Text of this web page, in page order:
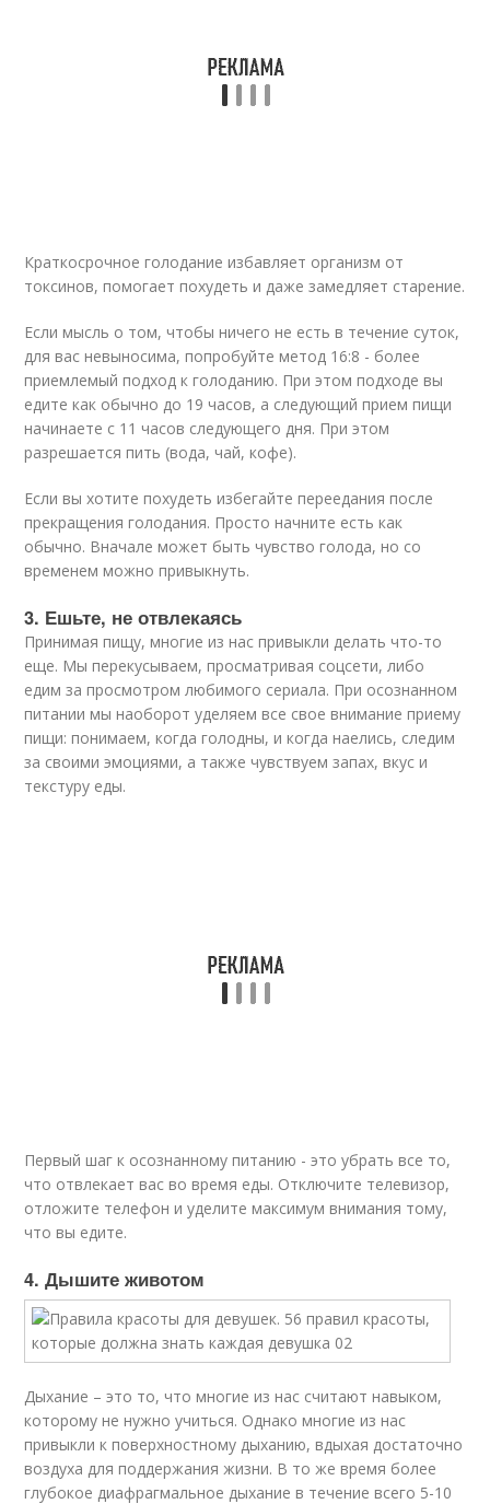
Краткосрочное голодание избавляет организм от
токсинов, помогает похудеть и даже замедляет старение.
Если мысль о том, чтобы ничего не есть в течение суток,
для вас невыносима, попробуйте метод 16:8 - более
приемлемый подход к голоданию. При этом подходе вы
едите как обычно до 19 часов, а следующий прием пищи
начинаете с 11 часов следующего дня. При этом
разрешается пить (вода, чай, кофе).
Если вы хотите похудеть избегайте переедания после
прекращения голодания. Просто начните есть как
обычно. Вначале может быть чувство голода, но со
временем можно привыкнуть.
3. Ешьте, не отвлекаясь
Принимая пищу, многие из нас привыкли делать что-то
еще. Мы перекусываем, просматривая соцсети, либо
едим за просмотром любимого сериала. При осознанном
питании мы наоборот уделяем все свое внимание приему
пищи: понимаем, когда голодны, и когда наелись, следим
за своими эмоциями, а также чувствуем запах, вкус и
текстуру еды.
Первый шаг к осознанному питанию - это убрать все то,
что отвлекает вас во время еды. Отключите телевизор,
отложите телефон и уделите максимум внимания тому,
что вы едите.
4. Дышите животом
Дыхание – это то, что многие из нас считают навыком,
которому не нужно учиться. Однако многие из нас
привыкли к поверхностному дыханию, вдыхая достаточно
воздуха для поддержания жизни. В то же время более
глубокое диафрагмальное дыхание в течение всего 5-10